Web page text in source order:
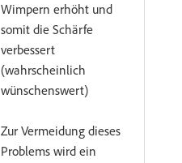
Wimpern erhöht und
somit die Schärfe
verbessert
(wahrscheinlich
wünschenswert)
Zur Vermeidung dieses
Problems wird ein